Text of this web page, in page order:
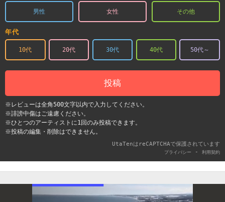
男性 女性 その他
年代
10代 20代 30代 40代 50代～
投稿
※レビューは全角500文字以内で入力してください。
※誹謗中傷はご遠慮ください。
※ひとつのアーティストに1回のみ投稿できます。
※投稿の編集・削除はできません。
UtaTenはreCAPTCHAで保護されています
プライバシー - 利用契約